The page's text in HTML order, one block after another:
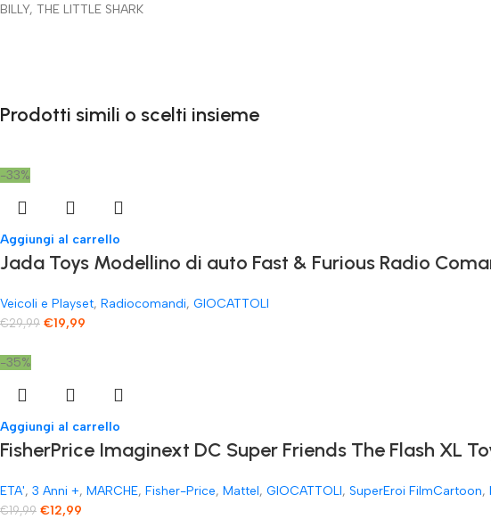
BILLY, THE LITTLE SHARK
Prodotti simili o scelti insieme
-33%
Aggiungi al carrello
Jada Toys Modellino di auto Fast & Furious Radio
Veicoli e Playset, Radiocomandi, GIOCATTOLI
€29,99 €19,99
-35%
Aggiungi al carrello
FisherPrice Imaginext DC Super Friends The Flash XL
ETA', 3 Anni +, MARCHE, Fisher-Price, Mattel, GIOCATTOLI, SuperEroi FilmCartoon,
€19,99 €12,99